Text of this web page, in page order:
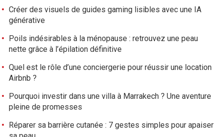
Créer des visuels de guides gaming lisibles avec une IA
générative
Poils indésirables à la ménopause : retrouvez une peau
nette grâce à l’épilation définitive
Quel est le rôle d’une conciergerie pour réussir une location
Airbnb ?
Pourquoi investir dans une villa à Marrakech ? Une aventure
pleine de promesses
Réparer sa barrière cutanée : 7 gestes simples pour apaiser